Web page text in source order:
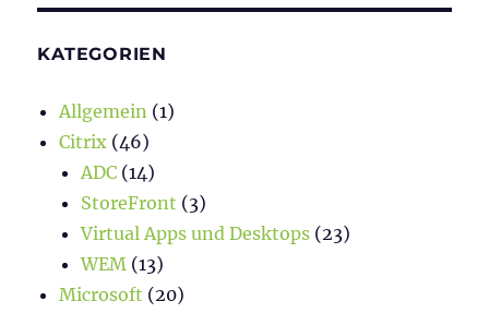
KATEGORIEN
Allgemein (1)
Citrix (46)
ADC (14)
StoreFront (3)
Virtual Apps und Desktops (23)
WEM (13)
Microsoft (20)